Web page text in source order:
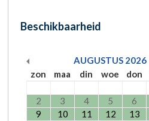
Beschikbaarheid
AUGUSTUS 2026
zon
maa din woe don
2
3 4 5 6
9
10 11 12 13